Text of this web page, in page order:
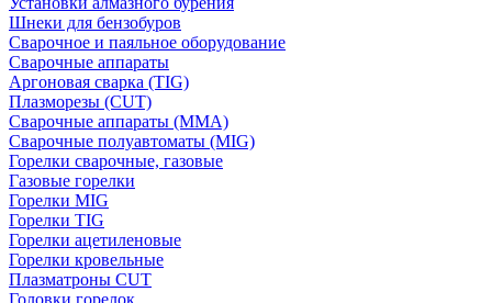
Шнеки для бензобуров
Сварочное и паяльное оборудование
Сварочные аппараты
Аргоновая сварка (TIG)
Плазморезы (CUT)
Сварочные аппараты (MMA)
Сварочные полуавтоматы (MIG)
Горелки сварочные, газовые
Газовые горелки
Горелки MIG
Горелки TIG
Горелки ацетиленовые
Горелки кровельные
Плазматроны CUT
Головки горелок